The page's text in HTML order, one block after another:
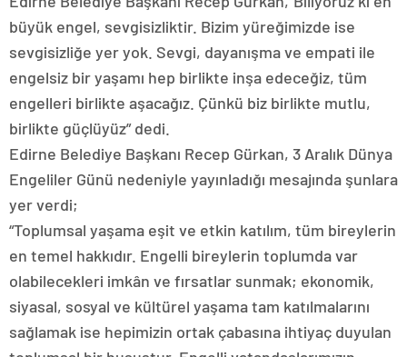
büyük engel, sevgisizliktir. Bizim yüreğimizde ise
sevgisizliğe yer yok. Sevgi, dayanışma ve empati ile
engelsiz bir yaşamı hep birlikte inşa edeceğiz, tüm
engelleri birlikte aşacağız. Çünkü biz birlikte mutlu,
birlikte güçlüyüz” dedi.
Edirne Belediye Başkanı Recep Gürkan, 3 Aralık Dünya
Engeliler Günü nedeniyle yayınladığı mesajında şunlara
yer verdi;
“Toplumsal yaşama eşit ve etkin katılım, tüm bireylerin
en temel hakkıdır. Engelli bireylerin toplumda var
olabilecekleri imkân ve fırsatlar sunmak; ekonomik,
siyasal, sosyal ve kültürel yaşama tam katılmalarını
sağlamak ise hepimizin ortak çabasına ihtiyaç duyulan